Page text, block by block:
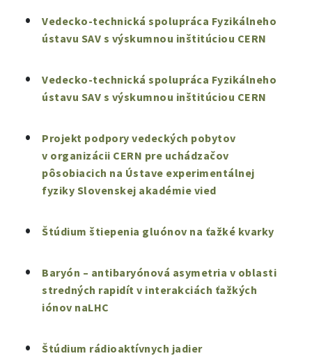
Vedecko-technická spolupráca Fyzikálneho
ústavu SAV s výskumnou inštitúciou CERN
Vedecko-technická spolupráca Fyzikálneho
ústavu SAV s výskumnou inštitúciou CERN
Projekt podpory vedeckých pobytov
v organizácii CERN pre uchádzačov
pôsobiacich na Ústave experimentálnej
fyziky Slovenskej akadémie vied
Štúdium štiepenia gluónov na ťažké kvarky
Baryón – antibaryónová asymetria v oblasti
stredných rapidít v interakciách ťažkých
iónov naLHC
Štúdium rádioaktívnych jadier